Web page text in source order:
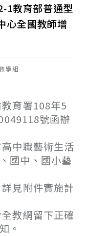
1教育部普通型
心全國教師增
學組
育署108年5
號函辦
中職藝術生活
國中、國小藝
見附件實施計
教網留下正確
。